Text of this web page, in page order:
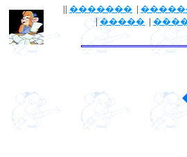
|| ������� |
|����� |